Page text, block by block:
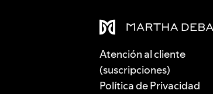
Atención al cliente
(suscripciones)
Política de Privacidad